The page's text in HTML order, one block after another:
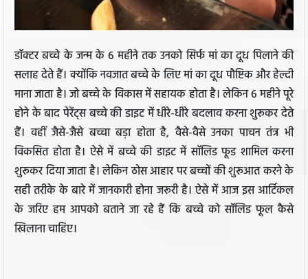
डॉक्टर बच्चे के जन्म के 6 महीने तक उनको सिर्फ मां का दूध पिलाने की
सलाह देते हैं। क्योंकि नवजात बच्चे के लिए मां का दूध पौष्टिक और हेल्दी
माना जाता है। जो बच्चे के विकास में सहायक होता है। लेकिन 6 महीने पूरे
होने के बाद पेरेंट्स बच्चे की डाइट में धीरे-धीरे बदलाव करना शुरूकर देते
हैं। वहीं जैसे-जैसे बच्चा बड़ा होता है, वैसे-वैसे उनका पाचन तंत्र भी
विकसित होता है। ऐसे में बच्चे की डाइट में सॉलिड फूड शामिल करना
शुरूकर दिया जाता है। लेकिन ठोस आहार पर बच्चों की शुरूआत करने के
सही तरीके के बारे में जानकारी होना जरूरी है। ऐसे में आज इस आर्टिकल
के जरिए हम आपको बताने जा रहे हैं कि बच्चे को सॉलिड फूल कैसे
खिलाना चाहिए।